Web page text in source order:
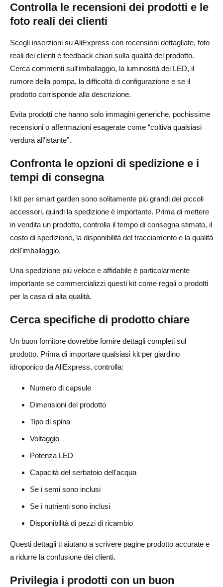
Controlla le recensioni dei prodotti e le
foto reali dei clienti
Scegli inserzioni su AliExpress con recensioni dettagliate, foto
reali dei clienti e feedback chiari sulla qualità del prodotto.
Cerca commenti sull'imballaggio, la luminosità dei LED, il
rumore della pompa, la difficoltà di configurazione e se il
prodotto corrisponde alla descrizione.
Evita prodotti che hanno solo immagini generiche, pochissime
recensioni o affermazioni esagerate come “coltiva qualsiasi
verdura all'istante”.
Confronta le opzioni di spedizione e i
tempi di consegna
I kit per smart garden sono solitamente più grandi dei piccoli
accessori, quindi la spedizione è importante. Prima di mettere
in vendita un prodotto, controlla il tempo di consegna stimato, il
costo di spedizione, la disponibilità del tracciamento e la qualità
dell'imballaggio.
Una spedizione più veloce e affidabile è particolarmente
importante se commercializzi questi kit come regali o prodotti
per la casa di alta qualità.
Cerca specifiche di prodotto chiare
Un buon fornitore dovrebbe fornire dettagli completi sul
prodotto. Prima di importare qualsiasi kit per giardino
idroponico da AliExpress, controlla:
Numero di capsule
Dimensioni del prodotto
Tipo di spina
Voltaggio
Potenza LED
Capacità del serbatoio dell'acqua
Se i semi sono inclusi
Se i nutrienti sono inclusi
Disponibilità di pezzi di ricambio
Questi dettagli ti aiutano a scrivere pagine prodotto accurate e
a ridurre la confusione dei clienti.
Privilegia i prodotti con un buon